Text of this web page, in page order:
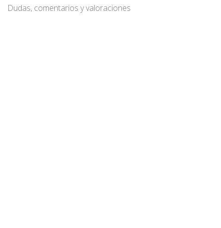
Dudas, comentarios y valoraciones